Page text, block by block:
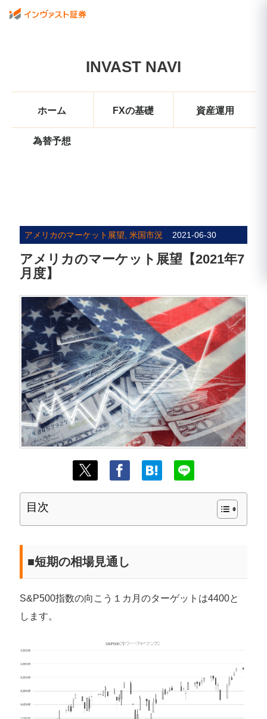
INVAST NAVI
ホーム FXの基礎 資産運用
為替予想
アメリカのマーケット展望, 米国市況 2021-06-30
アメリカのマーケット展望【2021年7
月度】
目次
■短期の相場見通し
S&P500指数の向こう１カ月のターゲットは4400と
します。